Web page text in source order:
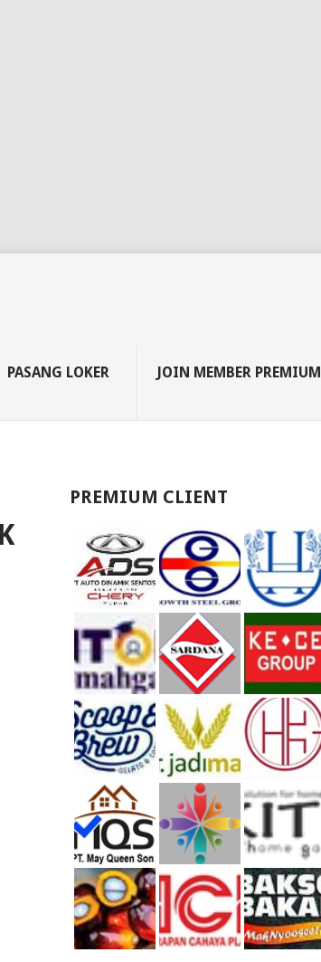
PASANG LOKER JOIN MEMBER PREMIUM
PREMIUM CLIENT